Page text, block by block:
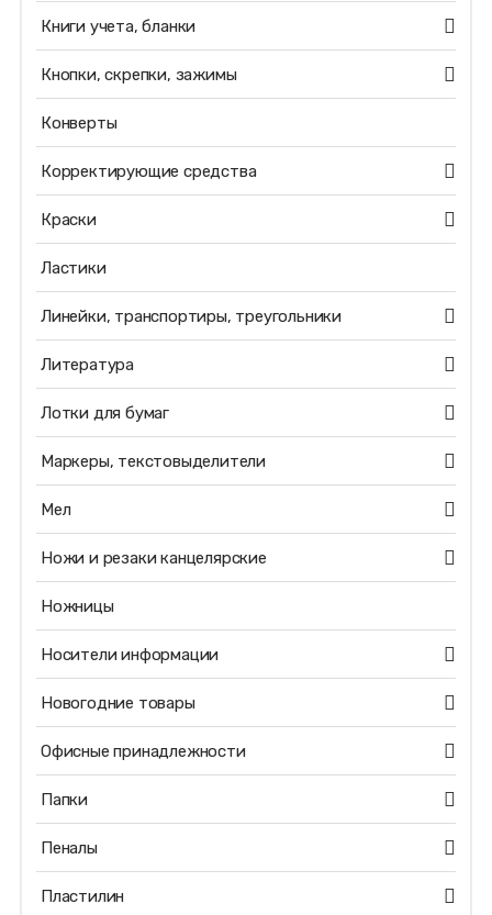
Книги учета, бланки
Кнопки, скрепки, зажимы
Конверты
Корректирующие средства
Краски
Ластики
Линейки, транспортиры, треугольники
Литература
Лотки для бумаг
Маркеры, текстовыделители
Мел
Ножи и резаки канцелярские
Ножницы
Носители информации
Новогодние товары
Офисные принадлежности
Папки
Пеналы
Пластилин